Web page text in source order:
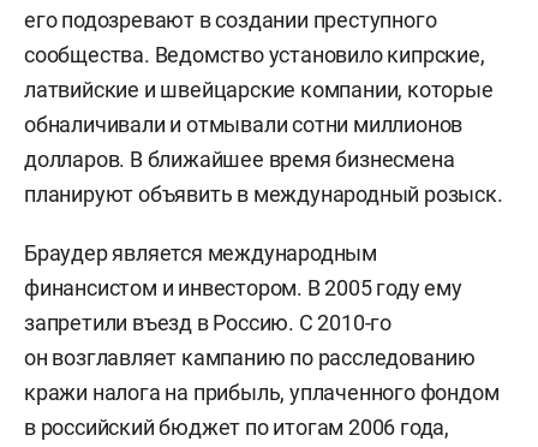
его подозревают в создании преступного
сообщества. Ведомство установило кипрские,
латвийские и швейцарские компании, которые
обналичивали и отмывали сотни миллионов
долларов. В ближайшее время бизнесмена
планируют объявить в международный розыск.
Браудер является международным
финансистом и инвестором. В 2005 году ему
запретили въезд в Россию. С 2010-го
он возглавляет кампанию по расследованию
кражи налога на прибыль, уплаченного фондом
в российский бюджет по итогам 2006 года,